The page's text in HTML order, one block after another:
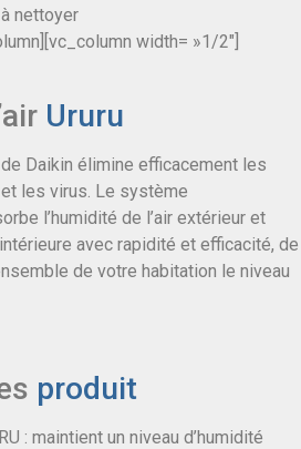
nettoyer
width= »1/2″]
Ururu
de Daikin élimine efficacement les
les virus. Le système
l’humidité de l’air extérieur et
intérieure avec rapidité et efficacité, de
de votre habitation le niveau
produit
: maintient un niveau d’humidité